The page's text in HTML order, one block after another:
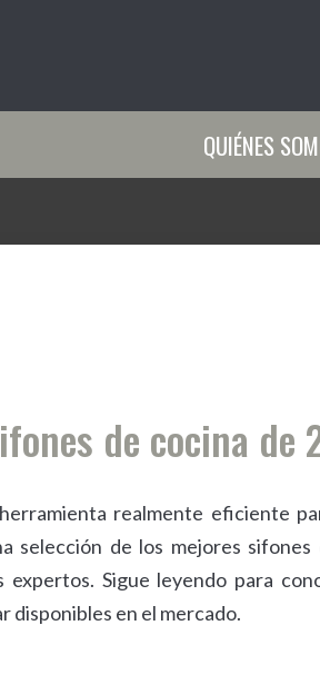
QUIÉNES
de cocina de
realmente eficiente
selección de los mejores
expertos. Sigue leyendo para
disponibles en el mercado.